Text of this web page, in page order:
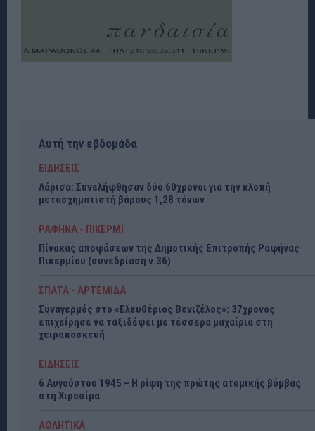
Αυτή την εβδομάδα
ΕΙΔΗΣΕΙΣ
Λάρισα: Συνελήφθησαν δύο 60χρονοι για την κλοπή
μετασχηματιστή βάρους 1,28 τόνων
ΡΑΦΗΝΑ - ΠΙΚΕΡΜΙ
Πίνακας αποφάσεων της Δημοτικής Επιτροπής Ραφήνας
Πικερμίου (συνεδρίαση ν.36)
ΣΠΑΤΑ - ΑΡΤΕΜΙΔΑ
Συναγερμός στο «Ελευθέριος Βενιζέλος»: 37χρονος
επιχείρησε να ταξιδέψει με τέσσερα μαχαίρια στη
χειραποσκευή
ΕΙΔΗΣΕΙΣ
6 Αυγούστου 1945 – Η ρίψη της πρώτης ατομικής βόμβας
στη Χιροσίμα
ΑΘΛΗΤΙΚΑ